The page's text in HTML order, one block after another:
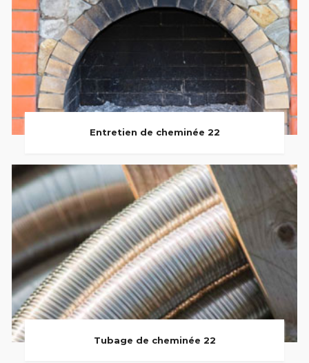
Entretien de cheminée 22
Tubage de cheminée 22